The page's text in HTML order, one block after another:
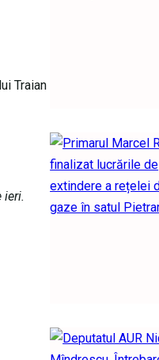
Traian
ieri.